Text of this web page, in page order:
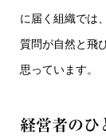
に届く組織では
質問が自然と飛
思っています。
経営者のひ